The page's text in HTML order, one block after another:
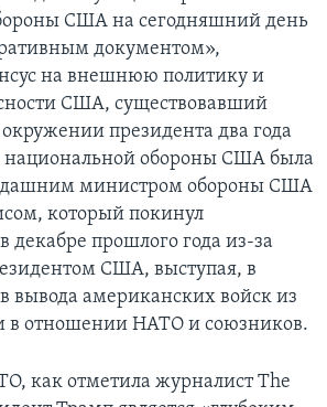
США на сегодняшний день
документом»,
на внешнюю политику и
США, существовавший
президента два года
национальной обороны США была
министром обороны США
который покинул
прошлого года из-за
США, выступая, в
вывода американских войск из
в отношении НАТО и союзников.
как отметила журналист The